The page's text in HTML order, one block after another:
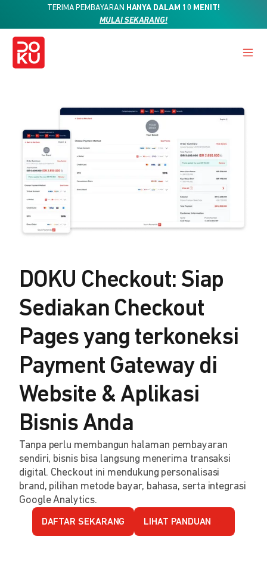
TERIMA PEMBAYARAN HANYA DALAM 10 MENIT!
MULAI SEKARANG!
DOKU Checkout: Siap
Sediakan Checkout
Pages yang terkoneksi
Payment Gateway di
Website & Aplikasi
Bisnis Anda
Tanpa perlu membangun halaman pembayaran
sendiri, bisnis bisa langsung menerima transaksi
digital. Checkout ini mendukung personalisasi
brand, pilihan metode bayar, bahasa, serta integrasi
Google Analytics.
DAFTAR SEKARANG LIHAT PANDUAN